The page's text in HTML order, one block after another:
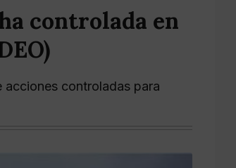
controlada en
acciones controladas para